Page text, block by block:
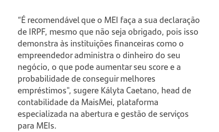
“É recomendável que o MEI faça a sua declaração
de IRPF, mesmo que não seja obrigado, pois isso
demonstra às instituições financeiras como o
empreendedor administra o dinheiro do seu
negócio, o que pode aumentar seu score e a
probabilidade de conseguir melhores
empréstimos", sugere Kályta Caetano, head de
contabilidade da MaisMei, plataforma
especializada na abertura e gestão de serviços
para MEIs.